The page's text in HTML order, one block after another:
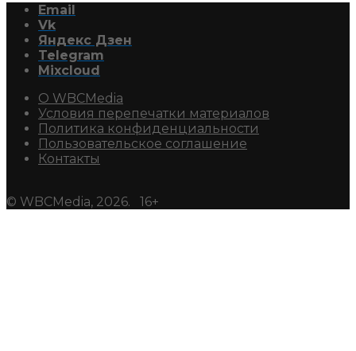
Email
Vk
Яндекс Дзен
Telegram
Mixcloud
О WBCMedia
Условия перепечатки материалов
Политика конфиденциальности
Пользовательское соглашение
Контакты
© WBCMedia, 2026. 16+